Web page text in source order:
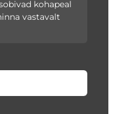
kohapeal
vastavalt